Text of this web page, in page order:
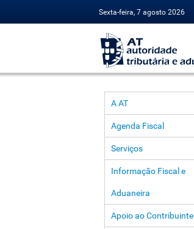
Sexta-feira, 7 agosto 2026
A AT
Agenda Fiscal
Serviços
Informação Fiscal e
Aduaneira
Apoio ao Contribuinte